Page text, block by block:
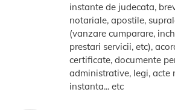
instante de judecata,
notariale, apostile,
(vanzare cumparare,
prestari servicii, etc),
certificate, documente
administrative, legi, acte
instanta... etc